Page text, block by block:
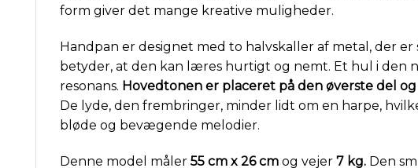
form giver det mange kreative muligheder.
Handpan er designet med to halvskaller af metal, der er
betyder, at den kan læres hurtigt og nemt. Et hul i den
resonans. Hovedtonen er placeret på den øverste del
De lyde, den frembringer, minder lidt om en harpe,
bløde og bevægende melodier.
Denne model måler 55 cm x 26 cmog vejer 7 kg.Den